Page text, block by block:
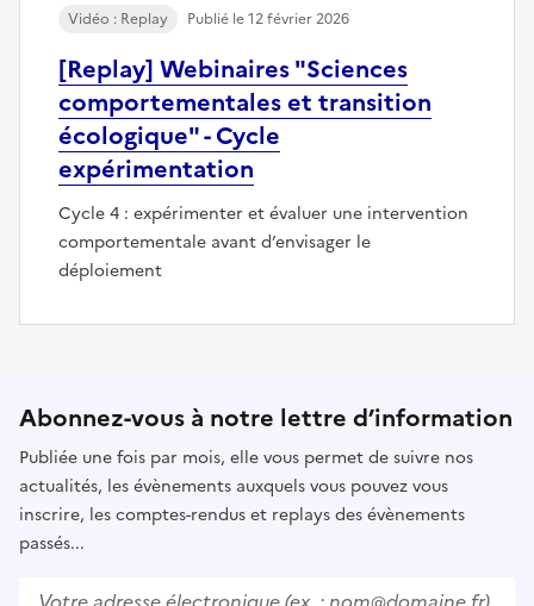
[Replay] Webinaires "Sciences
comportementales et transition
écologique" - Cycle
expérimentation
Cycle 4 : expérimenter et évaluer une intervention
comportementale avant d’envisager le
déploiement
Vidéo : Replay Publié le 12 février 2026
Abonnez-vous à notre lettre d’information
Publiée une fois par mois, elle vous permet de suivre nos
actualités, les évènements auxquels vous pouvez vous
inscrire, les comptes-rendus et replays des évènements
passés...
Votre adresse électronique (ex. : nom@domaine.fr)*